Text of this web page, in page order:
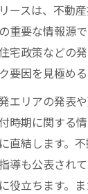
ースは、不動
重要な情報源
宅政策などの
要因を見極める
エリアの発表
時期に関する
直結します。
導も公表され
役立ちます。